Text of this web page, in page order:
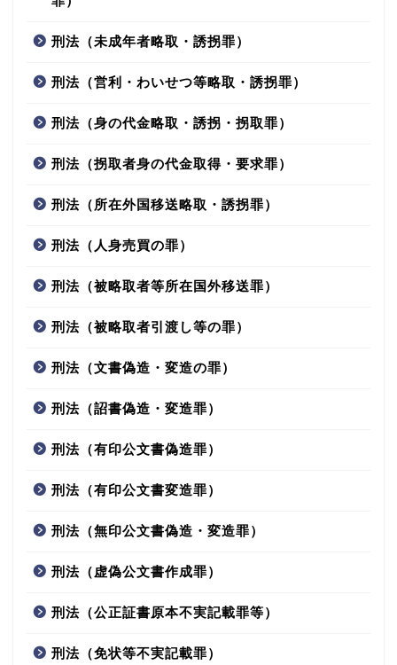
刑法（未成年者略取・誘拐罪）
刑法（営利・わいせつ等略取・誘拐罪）
刑法（身の代金略取・誘拐・拐取罪）
刑法（拐取者身の代金取得・要求罪）
刑法（所在外国移送略取・誘拐罪）
刑法（人身売買の罪）
刑法（被略取者等所在国外移送罪）
刑法（被略取者引渡し等の罪）
刑法（文書偽造・変造の罪）
刑法（詔書偽造・変造罪）
刑法（有印公文書偽造罪）
刑法（有印公文書変造罪）
刑法（無印公文書偽造・変造罪）
刑法（虚偽公文書作成罪）
刑法（公正証書原本不実記載罪等）
刑法（免状等不実記載罪）